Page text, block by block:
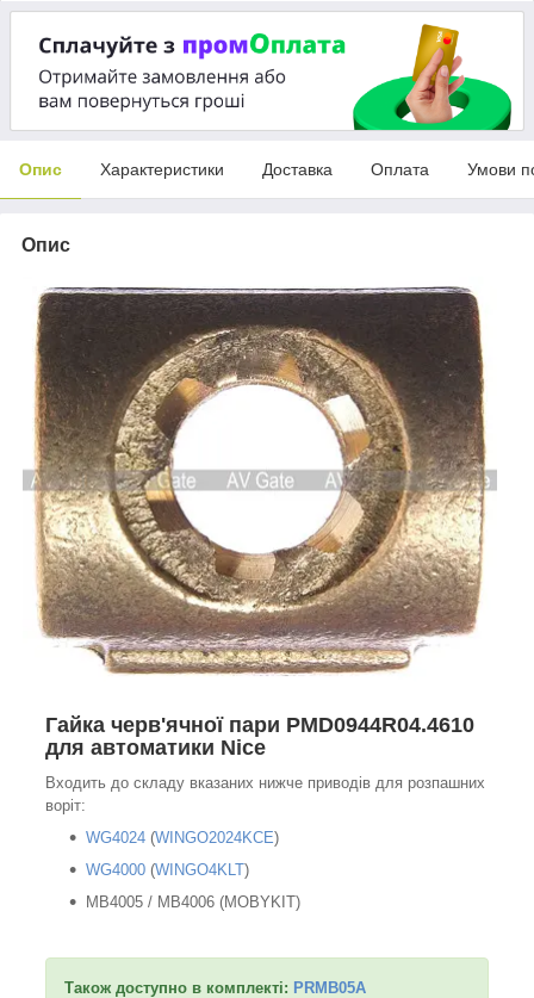
Опис Характеристики Доставка Оплата Умови
Опис
Гайка черв'ячної пари PMD0944R04.4610
для автоматики Nice
Входить до складу вказаних нижче приводів для розпашних
воріт:
WG4024 (WINGO2024KCE)
WG4000 (WINGO4KLT)
MB4005 / MB4006 (MOBYKIT)
Також доступно в комплекті: PRMB05A